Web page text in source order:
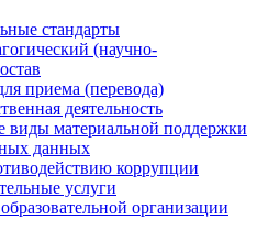
стандарты
(научно-
приема (перевода)
деятельность
материальной поддержки
данных
коррупции
услуги
организации